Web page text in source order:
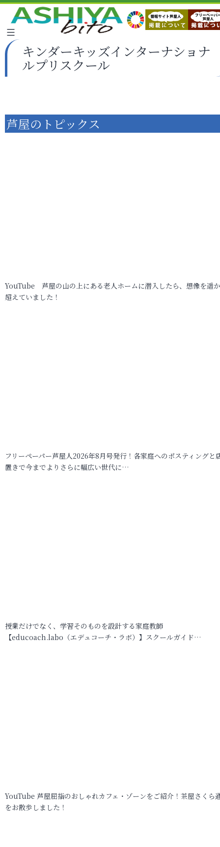
キンダーキッズインターナショナ
ルプリスクール
芦屋のトピックス
YouTube 芦屋の山の上にある老人ホームに潜入したら、想像を遥
超えていました！
フリーペーパー芦屋人2026年8月号発行！各家庭へのポスティングと
置きで今までよりさらに幅広い世代に…
授業だけでなく、学習そのものを設計する家庭教師
【educoach.labo（エデュコーチ・ラボ）】スクールガイド…
YouTube 芦屋屈指のおしゃれカフェ・ゾーンをご紹介！茶屋さくら
をお散歩しました！